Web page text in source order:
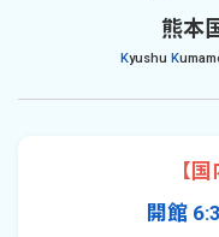
熊本
Kyushu K
【
開館